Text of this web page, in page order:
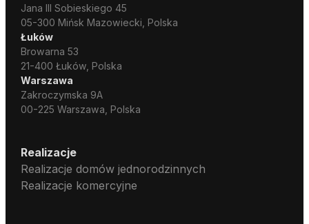
Jana III Sobieskiego 45
05-300 Mińsk Mazowiecki, Polska
Łuków
Browarna 53
21-400 Łuków, Polska
Warszawa
Zakroczymska 9A
00-225 Warszawa, Polska
Realizacje
Realizacje domów jednorodzinnych
Realizacje komercyjne